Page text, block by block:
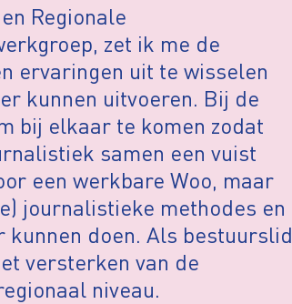
Regionale
zet ik me de
ervaringen uit te wisselen
kunnen uitvoeren. Bij de
bij elkaar te komen zodat
samen een vuist
een werkbare Woo, maar
journalistieke methodes en
doen. Als bestuurslid
versterken van de
niveau.